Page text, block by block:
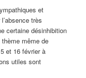
et
très
certaine désinhibition
même de
et 16 février à
utiles sont